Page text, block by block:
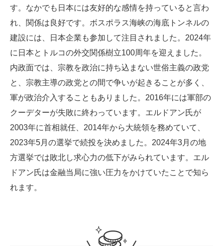
す。なかでも日本には友好的な感情を持っていると言わ
れ、関係は良好です。ボスポラス海峡の海底トンネルの
建設には、日本企業も参加して注目されました。2024年
に日本とトルコの外交関係樹立100周年を迎えました。
内政面では、宗教を政治に持ち込まない世俗主義の政党
と、宗教主導の政党との間で争いが起きることが多く、
軍が政治介入することもありました。2016年には軍部の
クーデターが失敗に終わっています。エルドアン氏が
2003年に首相就任、2014年から大統領を務めていて、
2023年5月の選挙で続投を決めました。2024年3月の地
方選挙では敗北し求心力の低下がみられています。エル
ドアン氏は金融当局に強い圧力をかけていたことで知ら
れます。